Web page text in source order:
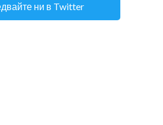
ни в Twitter